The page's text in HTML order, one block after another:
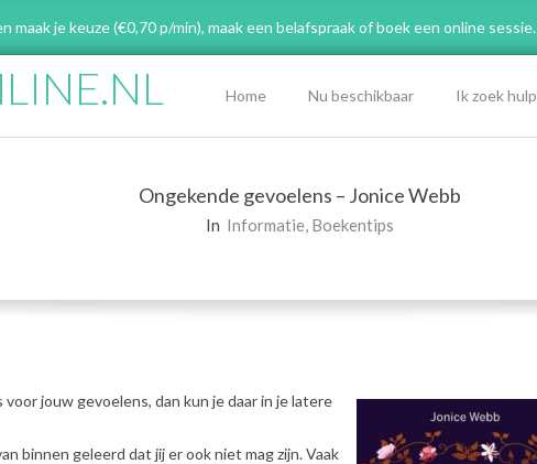
je keuze (€0,70 p/min), maak een belafspraakof boek een online sessie.
Menu
Home Nu beschikbaar Ik zoek hulp
Ongekende gevoelens – Jonice Webb
In Informatie, Boekentips
jouw gevoelens, dan kun je daar in je latere
binnen geleerd dat jij er ook niet mag zijn. Vaak